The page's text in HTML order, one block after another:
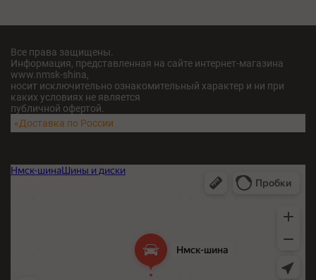
Все права защищены.
Информация, представленная на сайте интернет-магазина
www.nmsk-shina,
носит исключительно ознакомительный характер и ни при
каких условиях не является
публичной офертой.
«Доставка по России